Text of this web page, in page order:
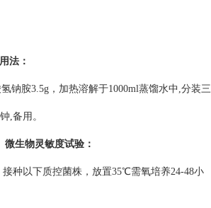
用法：
钠胺3.5g，加热溶解于1000ml蒸馏水中,分装三
,备用。
微生物灵敏度试验：
种以下质控菌株，放置35℃需氧培养24-48小